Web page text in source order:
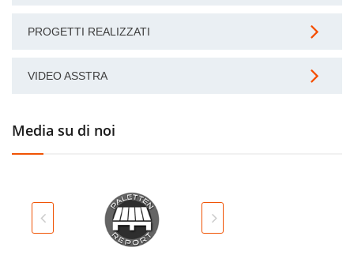
PROGETTI REALIZZATI
VIDEO ASSTRA
Media su di noi